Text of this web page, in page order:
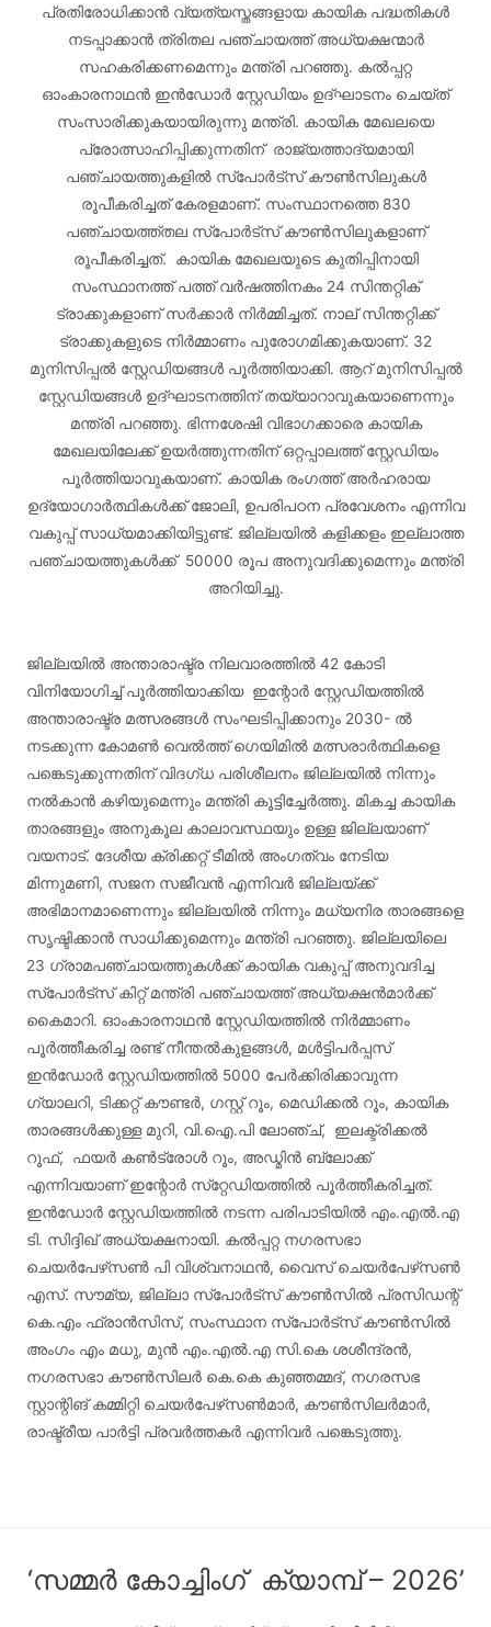
പ്രതിരോധിക്കാന്‍ വ്യത്യസ്തങ്ങളായ കായിക പദ്ധതികള്‍
നടപ്പാക്കാന്‍ ത്രിതല പഞ്ചായത്ത് അധ്യക്ഷന്മാര്‍
സഹകരിക്കണമെന്നും മന്ത്രി പറഞ്ഞു. കല്‍പ്പറ്റ
ഓംകാരനാഥന്‍ ഇന്‍ഡോര്‍ സ്റ്റേഡിയം ഉദ്ഘാടനം ചെയ്ത്
സംസാരിക്കുകയായിരുന്നു മന്ത്രി. കായിക മേഖലയെ
പ്രോത്സാഹിപ്പിക്കുന്നതിന് രാജ്യത്താദ്യമായി
പഞ്ചായത്തുകളില്‍ സ്‌പോര്‍ട്‌സ് കൗണ്‍സിലുകള്‍
രൂപീകരിച്ചത് കേരളമാണ്. സംസ്ഥാനത്തെ 830
പഞ്ചായത്ത്തല സ്‌പോര്‍ട്‌സ് കൗണ്‍സിലുകളാണ്
രൂപീകരിച്ചത്. കായിക മേഖലയുടെ കുതിപ്പിനായി
സംസ്ഥാനത്ത് പത്ത് വര്‍ഷത്തിനകം 24 സിന്തറ്റിക്
ട്രാക്കുകളാണ് സര്‍ക്കാര്‍ നിര്‍മ്മിച്ചത്. നാല് സിന്തറ്റിക്ക്
ട്രാക്കുകളുടെ നിര്‍മ്മാണം പുരോഗമിക്കുകയാണ്. 32
മുനിസിപ്പല്‍ സ്റ്റേഡിയങ്ങള്‍ പൂര്‍ത്തിയാക്കി. ആറ് മുനിസിപ്പല്‍
സ്റ്റേഡിയങ്ങള്‍ ഉദ്ഘാടനത്തിന് തയ്യാറാവുകയാണെന്നും
മന്ത്രി പറഞ്ഞു. ഭിന്നശേഷി വിഭാഗക്കാരെ കായിക
മേഖലയിലേക്ക് ഉയര്‍ത്തുന്നതിന് ഒറ്റപ്പാലത്ത് സ്റ്റേഡിയം
പൂര്‍ത്തിയാവുകയാണ്. കായിക രംഗത്ത് അര്‍ഹരായ
ഉദ്യോഗാര്‍ത്ഥികള്‍ക്ക് ജോലി, ഉപരിപഠന പ്രവേശനം എന്നിവ
വകുപ്പ് സാധ്യമാക്കിയിട്ടുണ്ട്. ജില്ലയില്‍ കളിക്കളം ഇല്ലാത്ത
പഞ്ചായത്തുകള്‍ക്ക് 50000 രൂപ അനുവദിക്കുമെന്നും മന്ത്രി
അറിയിച്ചു.
ജില്ലയില്‍ അന്താരാഷ്ട്ര നിലവാരത്തില്‍ 42 കോടി
വിനിയോഗിച്ച് പൂര്‍ത്തിയാക്കിയ ഇന്റോര്‍ സ്റ്റേഡിയത്തില്‍
അന്താരാഷ്ട്ര മത്സരങ്ങള്‍ സംഘടിപ്പിക്കാനും 2030- ല്‍
നടക്കുന്ന കോമണ്‍ വെല്‍ത്ത് ഗെയിമില്‍ മത്സരാര്‍ത്ഥികളെ
പങ്കെടുക്കുന്നതിന് വിദഗ്ധ പരിശീലനം ജില്ലയില്‍ നിന്നും
നല്‍കാന്‍ കഴിയുമെന്നും മന്ത്രി കൂട്ടിച്ചേര്‍ത്തു. മികച്ച കായിക
താരങ്ങളും അനുകൂല കാലാവസ്ഥയും ഉള്ള ജില്ലയാണ്
വയനാട്. ദേശീയ ക്രിക്കറ്റ് ടീമില്‍ അംഗത്വം നേടിയ
മിന്നുമണി, സജന സജീവന്‍ എന്നിവര്‍ ജില്ലയ്ക്ക്
അഭിമാനമാണെന്നും ജില്ലയില്‍ നിന്നും മധ്യനിര താരങ്ങളെ
സൃഷ്ടിക്കാന്‍ സാധിക്കുമെന്നും മന്ത്രി പറഞ്ഞു. ജില്ലയിലെ
23 ഗ്രാമപഞ്ചായത്തുകള്‍ക്ക് കായിക വകുപ്പ് അനുവദിച്ച
സ്‌പോര്‍ട്‌സ് കിറ്റ് മന്ത്രി പഞ്ചായത്ത് അധ്യക്ഷന്‍മാര്‍ക്ക്
കൈമാറി. ഓംകാരനാഥന്‍ സ്റ്റേഡിയത്തില്‍ നിര്‍മ്മാണം
പൂര്‍ത്തീകരിച്ച രണ്ട് നീന്തല്‍കുളങ്ങള്‍, മള്‍ട്ടിപര്‍പ്പസ്
ഇന്‍ഡോര്‍ സ്റ്റേഡിയത്തില്‍ 5000 പേര്‍ക്കിരിക്കാവുന്ന
ഗ്യാലറി, ടിക്കറ്റ് കൗണ്ടര്‍, ഗസ്റ്റ് റൂം, മെഡിക്കല്‍ റൂം, കായിക
താരങ്ങള്‍ക്കുള്ള മുറി, വി.ഐ.പി ലോഞ്ച്, ഇലക്ട്രിക്കല്‍
റൂഫ്, ഫയര്‍ കണ്‍ട്രോള്‍ റൂം, അഡ്മിന്‍ ബ്ലോക്ക്
എന്നിവയാണ് ഇന്റോര്‍ സ്‌റ്റേഡിയത്തില്‍ പൂര്‍ത്തീകരിച്ചത്.
ഇന്‍ഡോര്‍ സ്റ്റേഡിയത്തില്‍ നടന്ന പരിപാടിയില്‍ എം.എല്‍.എ
ടി. സിദ്ദിഖ് അധ്യക്ഷനായി. കല്‍പ്പറ്റ നഗരസഭാ
ചെയര്‍പേഴ്‌സണ്‍ പി വിശ്വനാഥന്‍, വൈസ് ചെയര്‍പേഴ്‌സണ്‍
എസ്. സൗമ്യ, ജില്ലാ സ്‌പോര്‍ട്‌സ് കൗണ്‍സില്‍ പ്രസിഡന്റ്
കെ.എം ഫ്രാന്‍സിസ്, സംസ്ഥാന സ്‌പോര്‍ട്‌സ് കൗണ്‍സില്‍
അംഗം എം മധു, മുന്‍ എം.എല്‍.എ സി.കെ ശശീന്ദ്രന്‍,
നഗരസഭാ കൗണ്‍സിലര്‍ കെ.കെ കുഞ്ഞമ്മദ്, നഗരസഭ
സ്റ്റാന്റിങ് കമ്മിറ്റി ചെയര്‍പേഴ്‌സണ്‍മാര്‍, കൗണ്‍സിലര്‍മാര്‍,
രാഷ്ട്രീയ പാര്‍ട്ടി പ്രവര്‍ത്തകര്‍ എന്നിവര്‍ പങ്കെടുത്തു.
‘സമ്മർ കോച്ചിംഗ് ക്യാമ്പ് – 2026’